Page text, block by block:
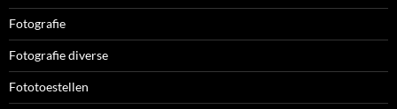
Fotografie
Fotografie diverse
Fototoestellen